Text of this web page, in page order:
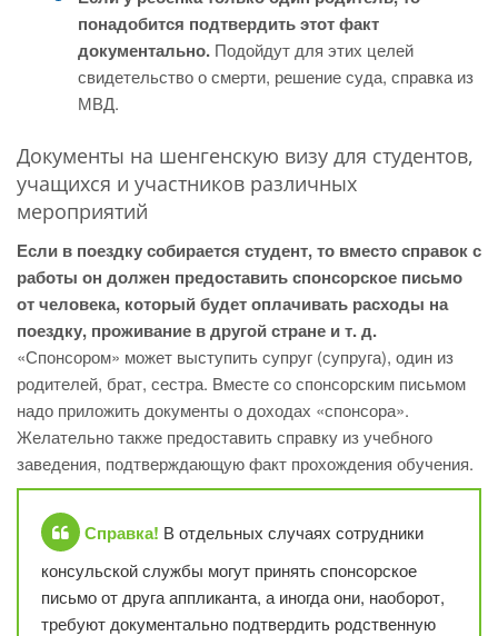
понадобится подтвердить этот факт
документально. Подойдут для этих целей
свидетельство о смерти, решение суда, справка из
МВД.
Документы на шенгенскую визу для студентов,
учащихся и участников различных
мероприятий
Если в поездку собирается студент, то вместо справок с
работы он должен предоставить спонсорское письмо
от человека, который будет оплачивать расходы на
поездку, проживание в другой стране и т. д.
«Спонсором» может выступить супруг (супруга), один из
родителей, брат, сестра. Вместе со спонсорским письмом
надо приложить документы о доходах «спонсора».
Желательно также предоставить справку из учебного
заведения, подтверждающую факт прохождения обучения.
Справка! В отдельных случаях сотрудники
консульской службы могут принять спонсорское
письмо от друга аппликанта, а иногда они, наоборот,
требуют документально подтвердить родственную